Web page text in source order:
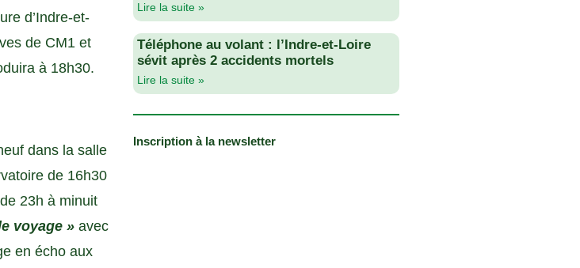
d’Indre-et-
de CM1 et
à 18h30.
dans la salle
de 16h30
23h à minuit
voyage » avec
en écho aux
Lire la suite »
Téléphone au volant : l’Indre-et-Loire
sévit après 2 accidents mortels
Lire la suite »
Inscription à la newsletter